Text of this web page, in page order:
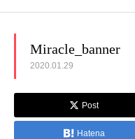
Miracle_banner
2020.01.29
Post
Hatena